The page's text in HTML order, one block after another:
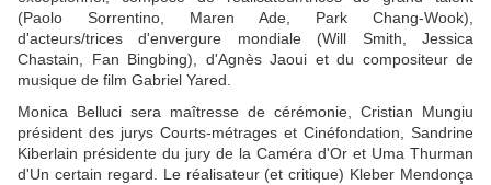
(Paolo Sorrentino, Maren Ade, Park Chang-Wook),
d'acteurs/trices d'envergure mondiale (Will Smith, Jessica
Chastain, Fan Bingbing), d'Agnès Jaoui et du compositeur de
musique de film Gabriel Yared.
Monica Belluci sera maîtresse de cérémonie, Cristian Mungiu
président des jurys Courts-métrages et Cinéfondation, Sandrine
Kiberlain présidente du jury de la Caméra d'Or et Uma Thurman
d'Un certain regard. Le réalisateur (et critique) Kleber Mendonça